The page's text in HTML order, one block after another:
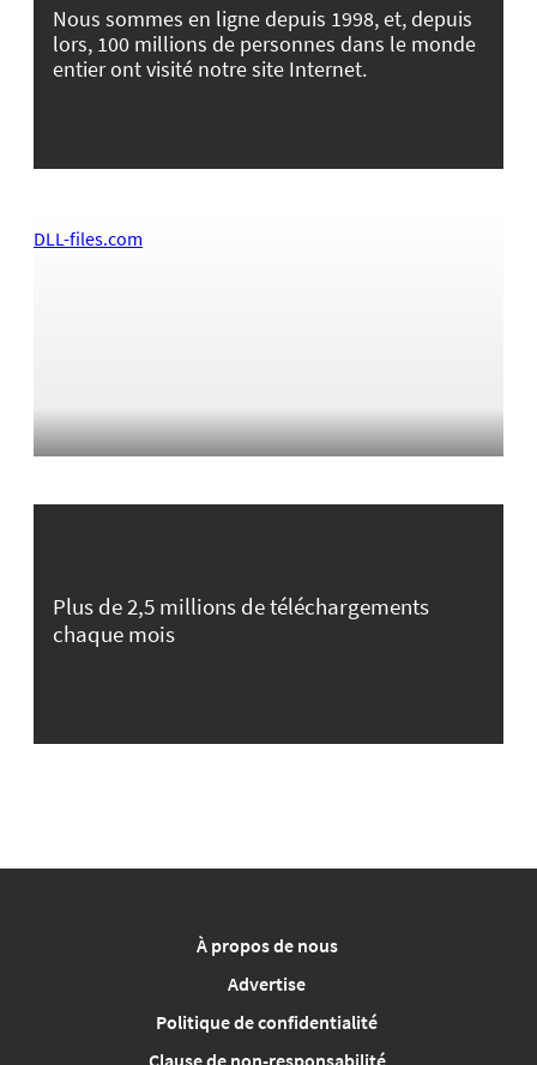
Nous sommes en ligne depuis 1998, et, depuis
lors, 100 millions de personnes dans le monde
entier ont visité notre site Internet.
DLL-files.com
Plus de 2,5 millions de téléchargements
chaque mois
À propos de nous
Advertise
Politique de confidentialité
Clause de non-responsabilité